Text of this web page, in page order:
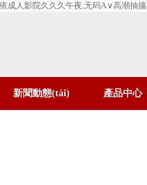
成人影院久久久午夜,无码A∨高潮抽
新聞動態(tài) 產品中心